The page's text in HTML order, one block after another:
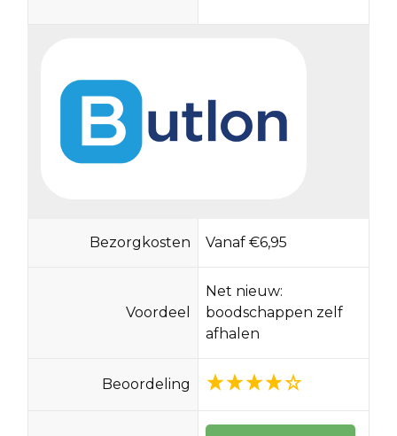
Bezorgkosten Vanaf €6,95
Voordeel
Net nieuw:
boodschappen zelf
afhalen
Beoordeling